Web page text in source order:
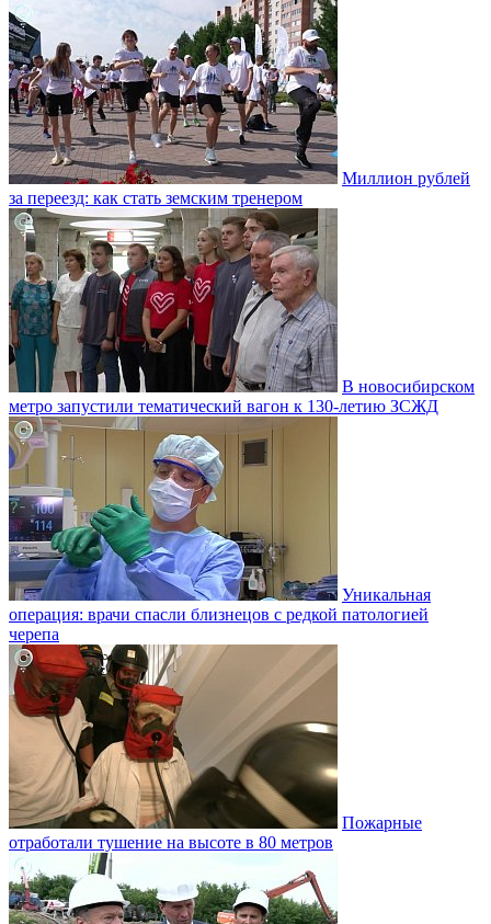
Миллион рублей
за переезд: как стать земским тренером
В новосибирском
метро запустили тематический вагон к 130-летию ЗСЖД
Уникальная
операция: врачи спасли близнецов с редкой патологией
черепа
Пожарные
отработали тушение на высоте в 80 метров